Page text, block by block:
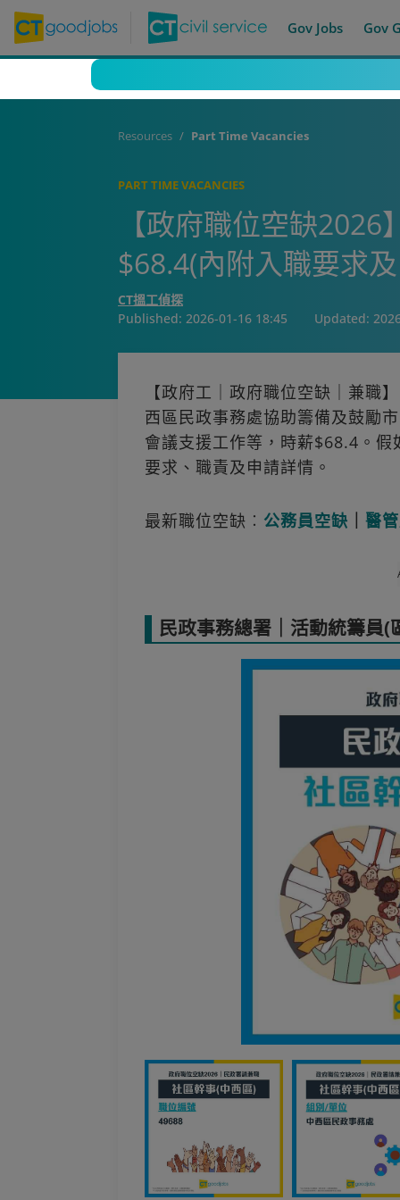
Gov Jobs Gov
Resources Part Time Vacancies
PART TIME VACANCIES
【政府職位空缺
$68.4(內附入職要求
CT搵工偵探
Published: 2026-01-16 18:45 Updated:
【政府工｜政府職位空缺｜兼職
西區民政事務處協助籌備及鼓勵
會議支援工作等，時薪$68.4。
要求、職責及申請詳情。
最新職位空缺︰ 公務員空缺 醫
民政事務總署｜活動統籌員(